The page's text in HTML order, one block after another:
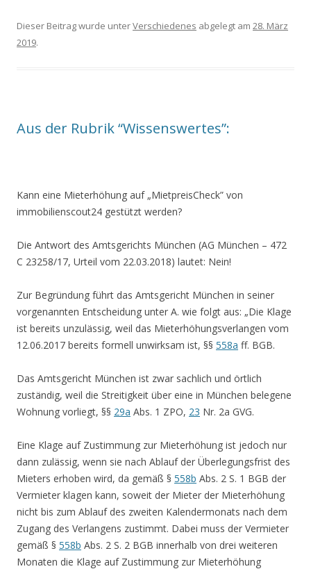
Dieser Beitrag wurde unterVerschiedenes abgelegt am 28. März
2019.
Aus der Rubrik “Wissenswertes”:
Kann eine Mieterhöhung auf „MietpreisCheck” von
immobilienscout24 gestützt werden?
Die Antwort des Amtsgerichts München (AG München – 472
C 23258/17, Urteil vom 22.03.2018) lautet: Nein!
Zur Begründung führt das Amtsgericht München in seiner
vorgenannten Entscheidung unter A. wie folgt aus: „Die Klage
ist bereits unzulässig, weil das Mieterhöhungsverlangen vom
12.06.2017 bereits formell unwirksam ist, §§ 558a ff. BGB.
Das Amtsgericht München ist zwar sachlich und örtlich
zuständig, weil die Streitigkeit über eine in München belegene
Wohnung vorliegt, §§ 29a Abs. 1 ZPO, 23 Nr. 2a GVG.
Eine Klage auf Zustimmung zur Mieterhöhung ist jedoch nur
dann zulässig, wenn sie nach Ablauf der Überlegungsfrist des
Mieters erhoben wird, da gemäß § 558b Abs. 2 S. 1 BGB der
Vermieter klagen kann, soweit der Mieter der Mieterhöhung
nicht bis zum Ablauf des zweiten Kalendermonats nach dem
Zugang des Verlangens zustimmt. Dabei muss der Vermieter
gemäß § 558b Abs. 2 S. 2 BGB innerhalb von drei weiteren
Monaten die Klage auf Zustimmung zur Mieterhöhung